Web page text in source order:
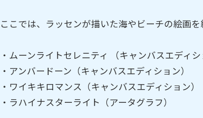
ここでは、ラッセンが描いた海やビーチの絵画を
・ムーンライトセレニティ （キャンバスエディシ
・アンバードーン（キャンバスエディション）
・ワイキキロマンス（キャンバスエディション）
・ラハイナスターライト（アータグラフ）